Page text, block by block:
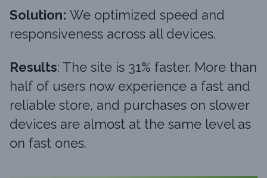
Solution: We optimized speed and
responsiveness across all devices.
Results: The site is 31% faster. More than
half of users now experience a fast and
reliable store, and purchases on slower
devices are almost at the same level as
on fast ones.